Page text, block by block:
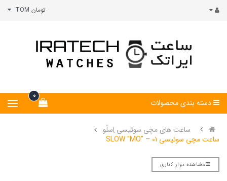
تومان TOM
0
دسته بندی محصولات
ساعت های مچی سوئیسی اِسلُو
ساعت مچی سوئیسی SLOW "MO" – 01
مشاهده نوار کناری